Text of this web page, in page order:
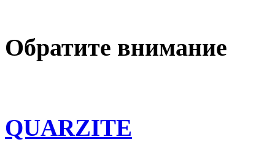
Обратите внимание
QUARZITE